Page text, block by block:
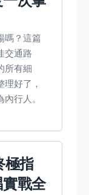
嗎？這篇
交通路
所有細
好了，
行人。
極指
戰全